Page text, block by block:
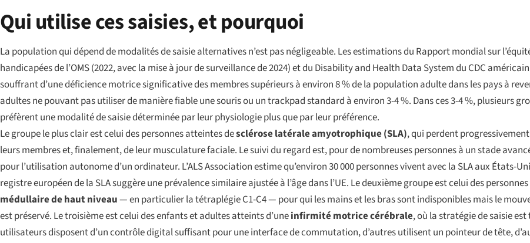
Qui utilise ces saisies, et pourquoi
La population qui dépend de modalités de saisie alternatives n’est pas négligeable. Les estimations du Rapport mondial sur
handicapéesde l’OMS (2022, avec la mise à jour de surveillance de 2024) et du Disability and Health Data Systemdu CDC
souffrant d’une déficience motrice significative des membres supérieurs à environ 8 % de la population adulte dans les pays à
adultes ne pouvant pas utiliser de manière fiable une souris ou un trackpad standard à environ 3-4 %. Dans ces 3-4 %, plusieurs
préfèrent une modalité de saisie déterminée par leur physiologie plus que par leur préférence.
Le groupe le plus clair est celui des personnes atteintes desclérose latérale amyotrophique (SLA), qui perdent
leurs membres et, finalement, de leur musculature faciale. Le suivi du regard est, pour de nombreuses personnes à un stade
pour l’utilisation autonome d’un ordinateur. L’ALS Association estime qu’environ 30 000 personnes vivent avec la SLA aux États-
registre européen de la SLA suggère une prévalence similaire ajustée à l’âge dans l’UE. Le deuxième groupe est celui des
médullaire de haut niveau— en particulier la tétraplégie C1-C4 — pour qui les mains et les bras sont indisponibles mais le
est préservé. Le troisième est celui des enfants et adultes atteints d’uneinfirmité motrice cérébrale, où la stratégie de saisie
utilisateurs disposent d’un contrôle digital suffisant pour une interface de commutation, d’autres utilisent un pointeur de tête,